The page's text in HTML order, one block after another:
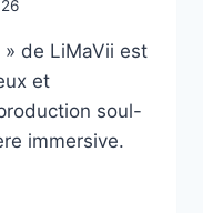
» de LiMaVii est
et
soul-
immersive.